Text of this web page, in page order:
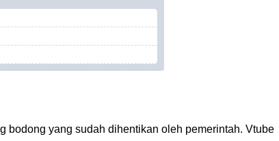
bodong yang sudah dihentikan oleh pemerintah. Vtube